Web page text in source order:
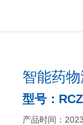
智能药
型号：
产品时间：